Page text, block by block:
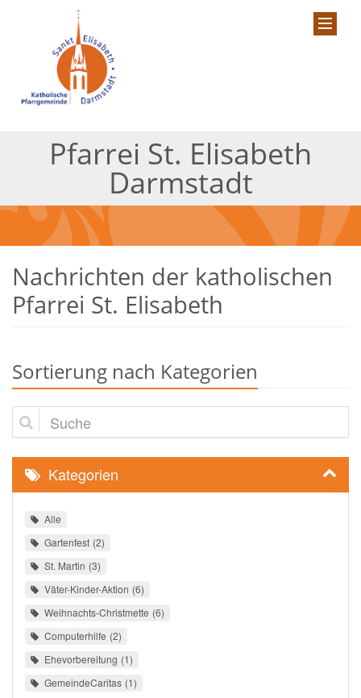
Pfarrei St. Elisabeth
Darmstadt
Nachrichten der katholischen
Pfarrei St. Elisabeth
Sortierung nach Kategorien
Suche
Kategorien
Alle
Gartenfest 2
St. Martin 3
Väter-Kinder-Aktion 6
Weihnachts-Christmette 6
Computerhilfe 2
Ehevorbereitung 1
GemeindeCaritas 1